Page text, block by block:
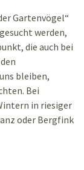
Gartenvögel“
werden,
die auch bei
bleiben,
Bei
in riesiger
oder Bergfink